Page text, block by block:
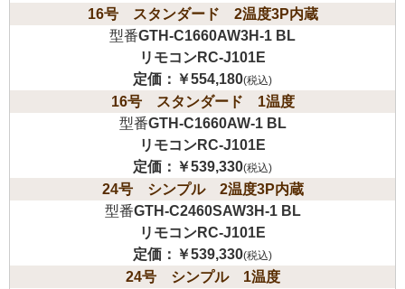
16号 スタンダード 2温度3P内蔵
型番GTH-C1660AW3H-1 BL
リモコンRC-J101E
定価： ￥554,180(税込)
16号 スタンダード 1温度
型番GTH-C1660AW-1 BL
リモコンRC-J101E
定価： ￥539,330(税込)
24号 シンプル 2温度3P内蔵
型番GTH-C2460SAW3H-1 BL
リモコンRC-J101E
定価： ￥539,330(税込)
24号 シンプル 1温度